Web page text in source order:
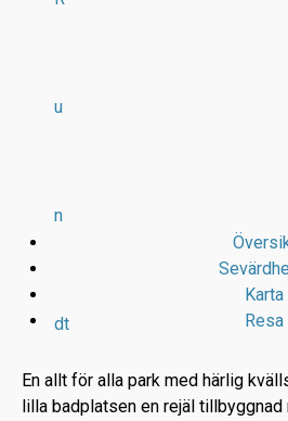
u
n
dt
Karta
Resa
En allt för alla park med härlig
lilla badplatsen en rejäl